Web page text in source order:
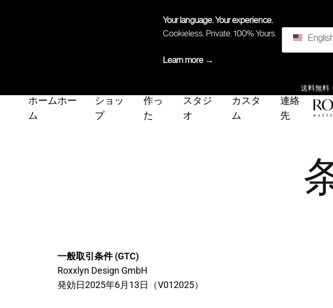
Your language. Your experience.
Cookieless. Private. 100% Yours.
Learn more →
送料無料
ホームホー
ム
ショッ
プ
作っ
た
スタジ
オ
カスタ
ム
連絡
先
得
一般取引条件 (GTC)
Roxxlyn Design GmbH
発効日2025年6月13日（V012025）